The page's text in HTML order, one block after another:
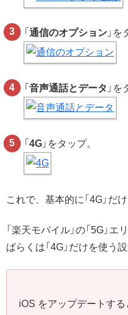
「通信のオプション 」を
「音声通話とデータ 」を
「4G 」をタップ。
これで、基本的に「4G」だ
「楽天モバイル」の「5G」
ばらくは「4G」だけを使う
iOS をアップデートする